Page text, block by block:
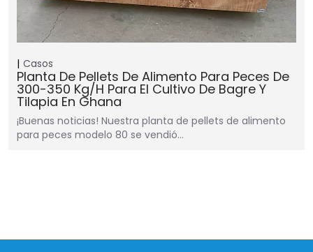
Casos
Planta De Pellets De Alimento Para Peces De
300-350 Kg/h Para El Cultivo De Bagre Y
Tilapia En Ghana
¡Buenas noticias! Nuestra planta de pellets de alimento
para peces modelo 80 se vendió…